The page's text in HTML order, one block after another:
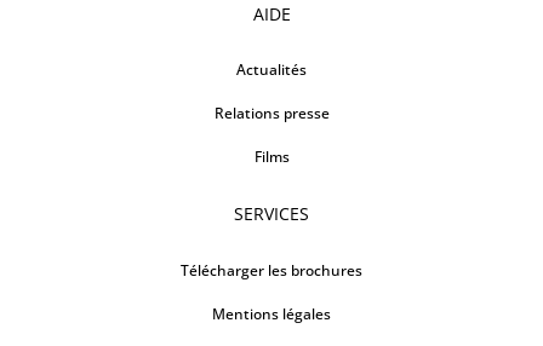
AIDE
Actualités
Relations presse
Films
SERVICES
Télécharger les brochures
Mentions légales